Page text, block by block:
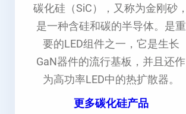
碳化硅（SiC），又称为金刚砂，
是一种含硅和碳的半导体。是重
要的LED组件之一，它是生长
GaN器件的流行基板，并且还作
为高功率LED中的热扩散器。
更多碳化硅产品